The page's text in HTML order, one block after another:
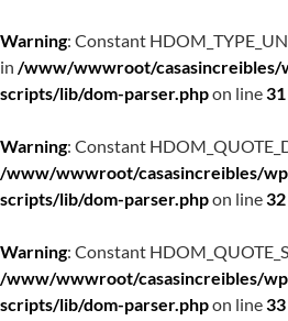
Warning: Constant
in /www/wwwroot/casasincreibles/
scripts/lib/dom-parser.phpon line31
Warning: Constant
/www/wwwroot/casasincreibles/
scripts/lib/dom-parser.phpon line32
Warning: Constant
/www/wwwroot/casasincreibles/
scripts/lib/dom-parser.phpon line33